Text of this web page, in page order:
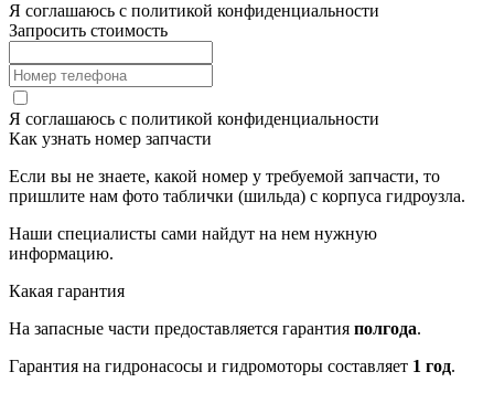
Я соглашаюсь с политикой конфиденциальности
Запросить стоимость
Я соглашаюсь с политикой конфиденциальности
Как узнать номер запчасти
Если вы не знаете, какой номер у требуемой запчасти, то
пришлите нам фото таблички (шильда) с корпуса гидроузла.
Наши специалисты сами найдут на нем нужную
информацию.
Какая гарантия
На запасные части предоставляется гарантия полгода.
Гарантия на гидронасосы и гидромоторы составляет 1 год.